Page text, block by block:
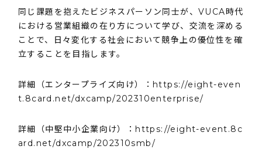
同じ課題を抱えたビジネスパーソン同士が、VUCA時代
における営業組織の在り方について学び、交流を深める
ことで、日々変化する社会において競争上の優位性を確
立することを目指します。
詳細（エンタープライズ向け）： https://eight-even
t.8card.net/dxcamp/202310enterprise/
詳細（中堅中小企業向け）： https://eight-event.8c
ard.net/dxcamp/202310smb/